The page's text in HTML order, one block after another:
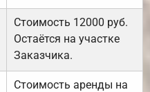
Стоимость 12000 руб.
Остаётся на участке
Заказчика.
Стоимость аренды на